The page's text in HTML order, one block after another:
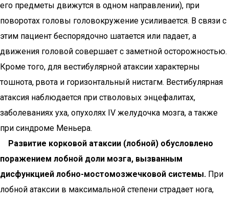
его предметы движутся в одном направлении), при
поворотах головы головокружение усиливается. В связи с
этим пациент беспорядочно шатается или падает, а
движения головой совершает с заметной осторожностью.
Кроме того, для вестибулярной атаксии характерны
тошнота, рвота и горизонтальный нистагм. Вестибулярная
атаксия наблюдается при стволовых энцефалитах,
заболеваниях уха, опухолях IV желудочка мозга, а также
при синдроме Меньера.
Развитие корковой атаксии (лобной) обусловлено
поражением лобной доли мозга, вызванным
дисфункцией лобно-мостомозжечковой системы. При
лобной атаксии в максимальной степени страдает нога,